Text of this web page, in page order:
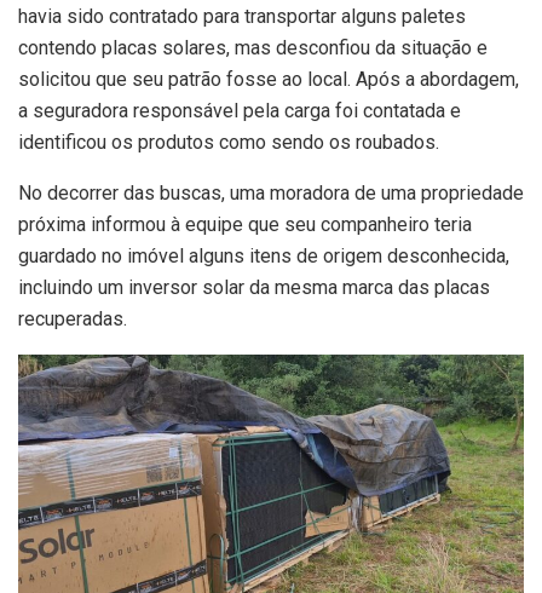
havia sido contratado para transportar alguns paletes
contendo placas solares, mas desconfiou da situação e
solicitou que seu patrão fosse ao local. Após a abordagem,
a seguradora responsável pela carga foi contatada e
identificou os produtos como sendo os roubados.
No decorrer das buscas, uma moradora de uma propriedade
próxima informou à equipe que seu companheiro teria
guardado no imóvel alguns itens de origem desconhecida,
incluindo um inversor solar da mesma marca das placas
recuperadas.